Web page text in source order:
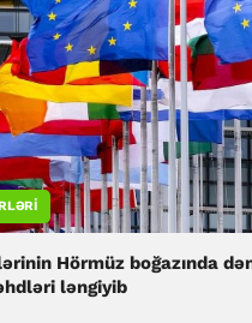
Hörmüz boğazında
ləngiyib